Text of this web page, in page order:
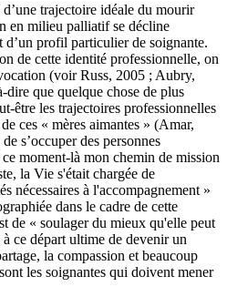
trajectoire idéale du mourir
en milieu palliatif se décline
d’un profil particulier de soignante.
de cette identité professionnelle, on
(voir Russ, 2005 ; Aubry,
dire que quelque chose de plus
être les trajectoires professionnelles
ces « mères aimantes » (Amar,
s’occuper des personnes
moment-là mon chemin de mission
la Vie s'était chargée de
nécessaires à l'accompagnement »
dans le cadre de cette
de « soulager du mieux qu'elle peut
ce départ ultime de devenir un
la compassion et beaucoup
les soignantes qui doivent mener